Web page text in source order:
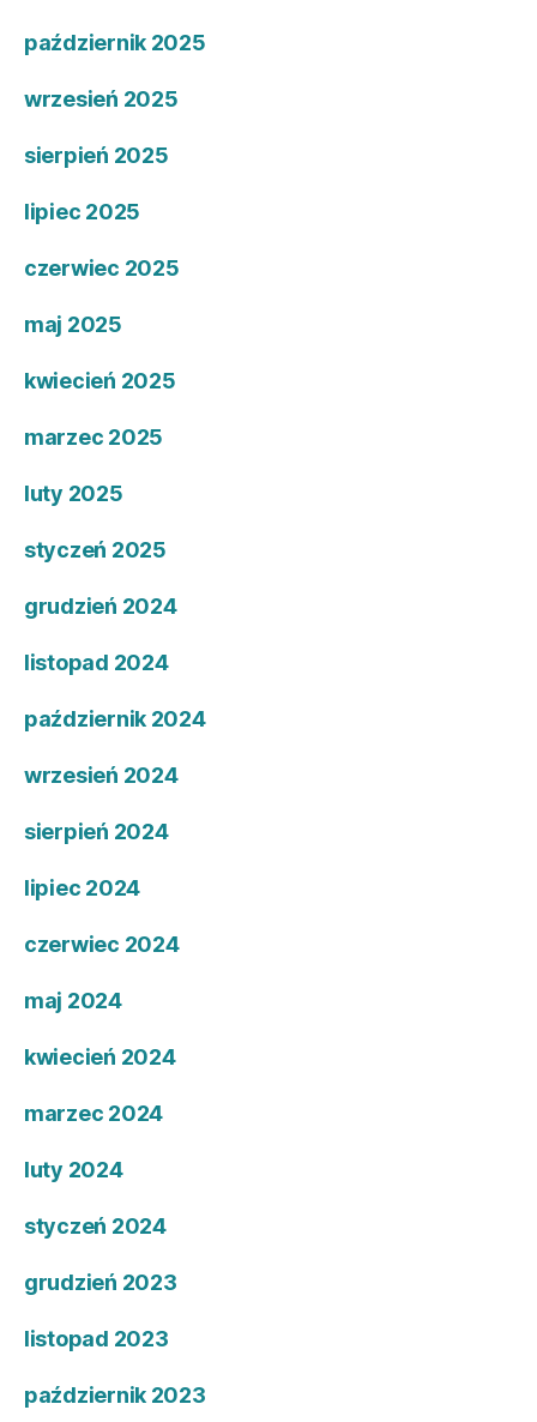
październik 2025
wrzesień 2025
sierpień 2025
lipiec 2025
czerwiec 2025
maj 2025
kwiecień 2025
marzec 2025
luty 2025
styczeń 2025
grudzień 2024
listopad 2024
październik 2024
wrzesień 2024
sierpień 2024
lipiec 2024
czerwiec 2024
maj 2024
kwiecień 2024
marzec 2024
luty 2024
styczeń 2024
grudzień 2023
listopad 2023
październik 2023